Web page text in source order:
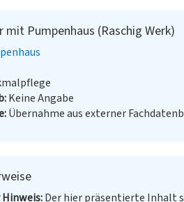
Pumpenhaus (Raschig Werk)
Keine Angabe
Übernahme aus externer
Der hier präsentierte Inhalt